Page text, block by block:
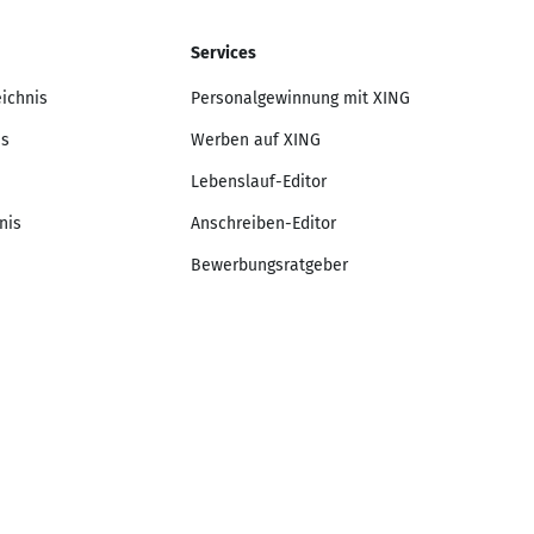
Services
Personalgewinnung mit XING
Werben auf XING
Lebenslauf-Editor
Anschreiben-Editor
Bewerbungsratgeber